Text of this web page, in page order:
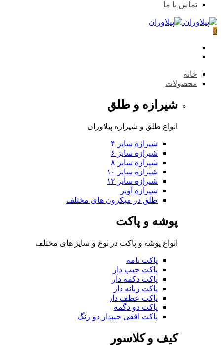
تماس با ما
0
خانه
محصولات
شیرازه و طلق
انواع طلق و شیرازه پیلاوران
شیرازه سایز ۴
شیرازه سایز ۶
شیرازه سایز ۸
شیرازه سایز ۱۰
شیرازه سایز ۱۲
شیرازه آویز
طلق در میکرون های مختلف
پوشه و پاکت
انواع پوشه و پاکت در نوع و سایز های مختلف
پاکت نامه
پاکت جیب دار
پاکت دکمه دار
پاکت زبانه دار
پاکت عطف دار
پاکت دو دگمه
پاکت افقی جیبدار دو رنگ
کیف و کلاسور